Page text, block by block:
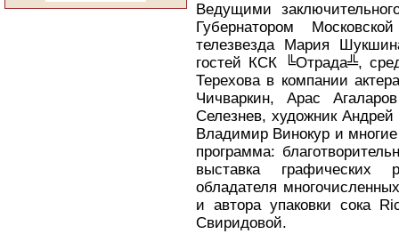
Ведущими
Губернатором
телезвезда Мария
гостей КСК ╚Отрада╩,
Терехова в компании
Чичваркин, Арас
Селезнев, художник
Владимир Винокур и
программа:
выставка графических
обладателя
и автора упаковки сока
Свиридовой.